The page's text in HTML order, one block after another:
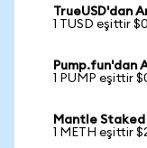
TrueUSD'dan
1 TUSD eşittir
Pump.fun'dan
1 PUMP eşittir
Mantle
1 METH eşittir